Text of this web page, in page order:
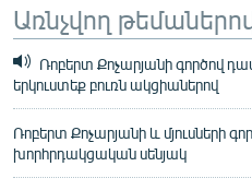
Առնչվող
Ռոբերտ Քոչարյանի գործով
երկուստեք բուռն ակցիաներով
Ռոբերտ Քոչարյանի և մյուսների
խորհրդակցական սենյակ